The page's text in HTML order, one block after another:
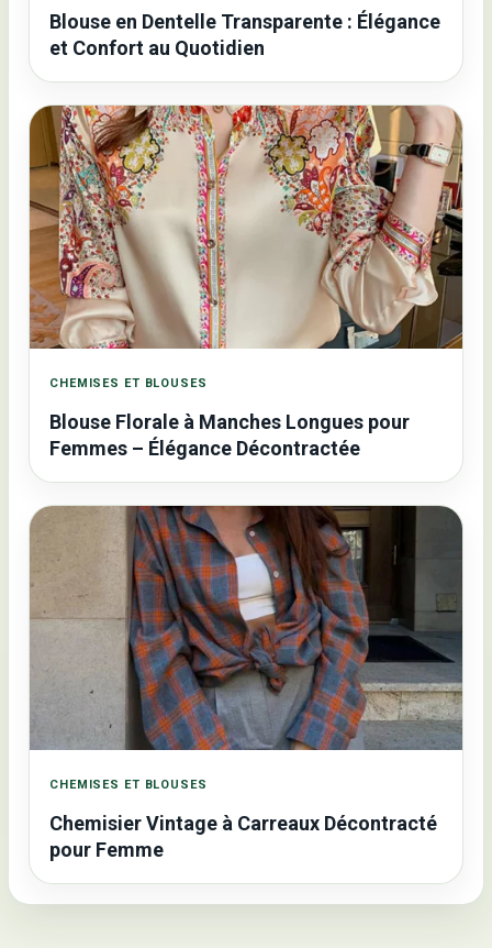
Blouse en Dentelle Transparente : Élégance
et Confort au Quotidien
CHEMISES ET BLOUSES
Blouse Florale à Manches Longues pour
Femmes – Élégance Décontractée
CHEMISES ET BLOUSES
Chemisier Vintage à Carreaux Décontracté
pour Femme